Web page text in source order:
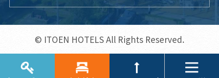
© ITOEN HOTELS All Rights Reserved.